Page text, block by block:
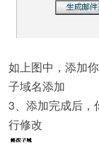
如上图中，添加
子域名添加
3、添加完成后，
行修改